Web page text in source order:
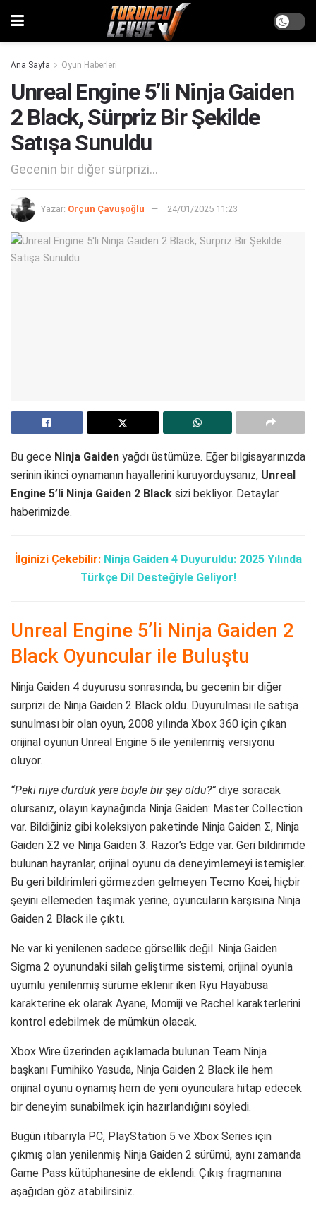
Ana Sayfa Oyun Haberleri
Unreal Engine 5’li Ninja Gaiden
2 Black, Sürpriz Bir Şekilde
Satışa Sunuldu
Gecenin bir diğer sürprizi...
Yazar: Orçun Çavuşoğlu 24/01/2025 11:23
Bu gece Ninja Gaiden yağdı üstümüze. Eğer bilgisayarınızda
serinin ikinci oynamanın hayallerini kuruyorduysanız, Unreal
Engine 5’li Ninja Gaiden 2 Black sizi bekliyor. Detaylar
haberimizde.
İlginizi Çekebilir: Ninja Gaiden 4 Duyuruldu: 2025 Yılında
Türkçe Dil Desteğiyle Geliyor!
Unreal Engine 5’li Ninja Gaiden 2
Black Oyuncular ile Buluştu
Ninja Gaiden 4 duyurusu sonrasında, bu gecenin bir diğer
sürprizi de Ninja Gaiden 2 Black oldu. Duyurulması ile satışa
sunulması bir olan oyun, 2008 yılında Xbox 360 için çıkan
orijinal oyunun Unreal Engine 5 ile yenilenmiş versiyonu
oluyor.
“Peki niye durduk yere böyle bir şey oldu?” diye soracak
olursanız, olayın kaynağında Ninja Gaiden: Master Collection
var. Bildiğiniz gibi koleksiyon paketinde Ninja Gaiden Σ, Ninja
Gaiden Σ2 ve Ninja Gaiden 3: Razor’s Edge var. Geri bildirimde
bulunan hayranlar, orijinal oyunu da deneyimlemeyi istemişler.
Bu geri bildirimleri görmezden gelmeyen Tecmo Koei, hiçbir
şeyini ellemeden taşımak yerine, oyuncuların karşısına Ninja
Gaiden 2 Black ile çıktı.
Ne var ki yenilenen sadece görsellik değil. Ninja Gaiden
Sigma 2 oyunundaki silah geliştirme sistemi, orijinal oyunla
uyumlu yenilenmiş sürüme eklenir iken Ryu Hayabusa
karakterine ek olarak Ayane, Momiji ve Rachel karakterlerini
kontrol edebilmek de mümkün olacak.
Xbox Wire üzerinden açıklamada bulunan Team Ninja
başkanı Fumihiko Yasuda, Ninja Gaiden 2 Black ile hem
orijinal oyunu oynamış hem de yeni oyunculara hitap edecek
bir deneyim sunabilmek için hazırlandığını söyledi.
Bugün itibarıyla PC, PlayStation 5 ve Xbox Series için
çıkmış olan yenilenmiş Ninja Gaiden 2 sürümü, aynı zamanda
Game Pass kütüphanesine de eklendi. Çıkış fragmanına
aşağıdan göz atabilirsiniz.